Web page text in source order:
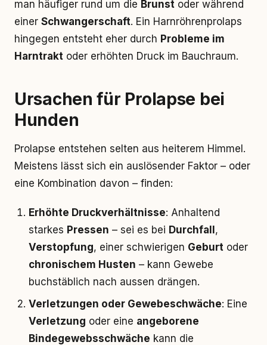
man häufiger rund um die Brunst oder während
einer Schwangerschaft. Ein Harnröhrenprolaps
hingegen entsteht eher durch Probleme im
Harntrakt oder erhöhten Druck im Bauchraum.
Ursachen für Prolapse bei
Hunden
Prolapse entstehen selten aus heiterem Himmel.
Meistens lässt sich ein auslösender Faktor – oder
eine Kombination davon – finden:
Erhöhte Druckverhältnisse: Anhaltend
starkes Pressen – sei es bei Durchfall ,
Verstopfung, einer schwierigen Geburt oder
chronischem Husten – kann Gewebe
buchstäblich nach aussen drängen.
Verletzungen oder Gewebeschwäche: Eine
Verletzung oder eine angeborene
Bindegewebsschwäche kann die